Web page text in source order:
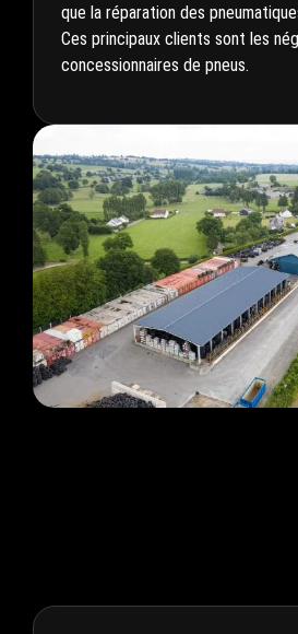
que la réparation des
Ces principaux clients sont les
concessionnaires de pneus.